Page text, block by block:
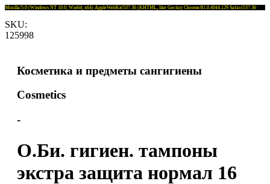
Mozilla/5.0 (Windows NT 10.0; Win64; x64) AppleWebKit/537.36 (KHTML, like Gecko) Chrome/81.0.4044.129 Safari/537.36
SKU:
125998
Косметика и предметы сангигиены
Cosmetics
-
О.Би. гигиен. тампоны
экстра защита нормал 16